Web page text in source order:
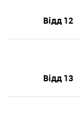
Відд 12
Відд 13